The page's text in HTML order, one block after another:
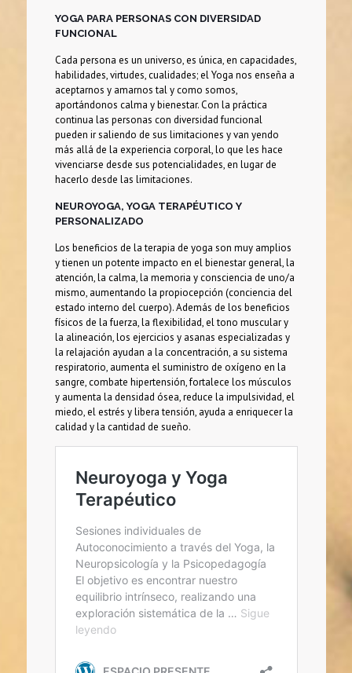
YOGA PARA PERSONAS CON DIVERSIDAD
FUNCIONAL
Cada persona es un universo, es única, en capacidades,
habilidades, virtudes, cualidades; el Yoga nos enseña a
aceptarnos y amarnos tal y como somos,
aportándonos calma y bienestar. Con la práctica
continua las personas con diversidad funcional
pueden ir saliendo de sus limitaciones y van yendo
más allá de la experiencia corporal, lo que les hace
vivenciarse desde sus potencialidades, en lugar de
hacerlo desde las limitaciones.
NEUROYOGA, YOGA TERAPÉUTICO Y
PERSONALIZADO
Los beneficios de la terapia de yoga son muy amplios
y tienen un potente impacto en el bienestar general, la
atención, la calma, la memoria y consciencia de uno/a
mismo, aumentando la propiocepción (conciencia del
estado interno del cuerpo). Además de los beneficios
físicos de la fuerza, la flexibilidad, el tono muscular y
la alineación, los ejercicios y asanas especializadas y
la relajación ayudan a la concentración, a su sistema
respiratorio, aumenta el suministro de oxígeno en la
sangre, combate hipertensión, fortalece los músculos
y aumenta la densidad ósea, reduce la impulsividad, el
miedo, el estrés y libera tensión, ayuda a enriquecer la
calidad y la cantidad de sueño.